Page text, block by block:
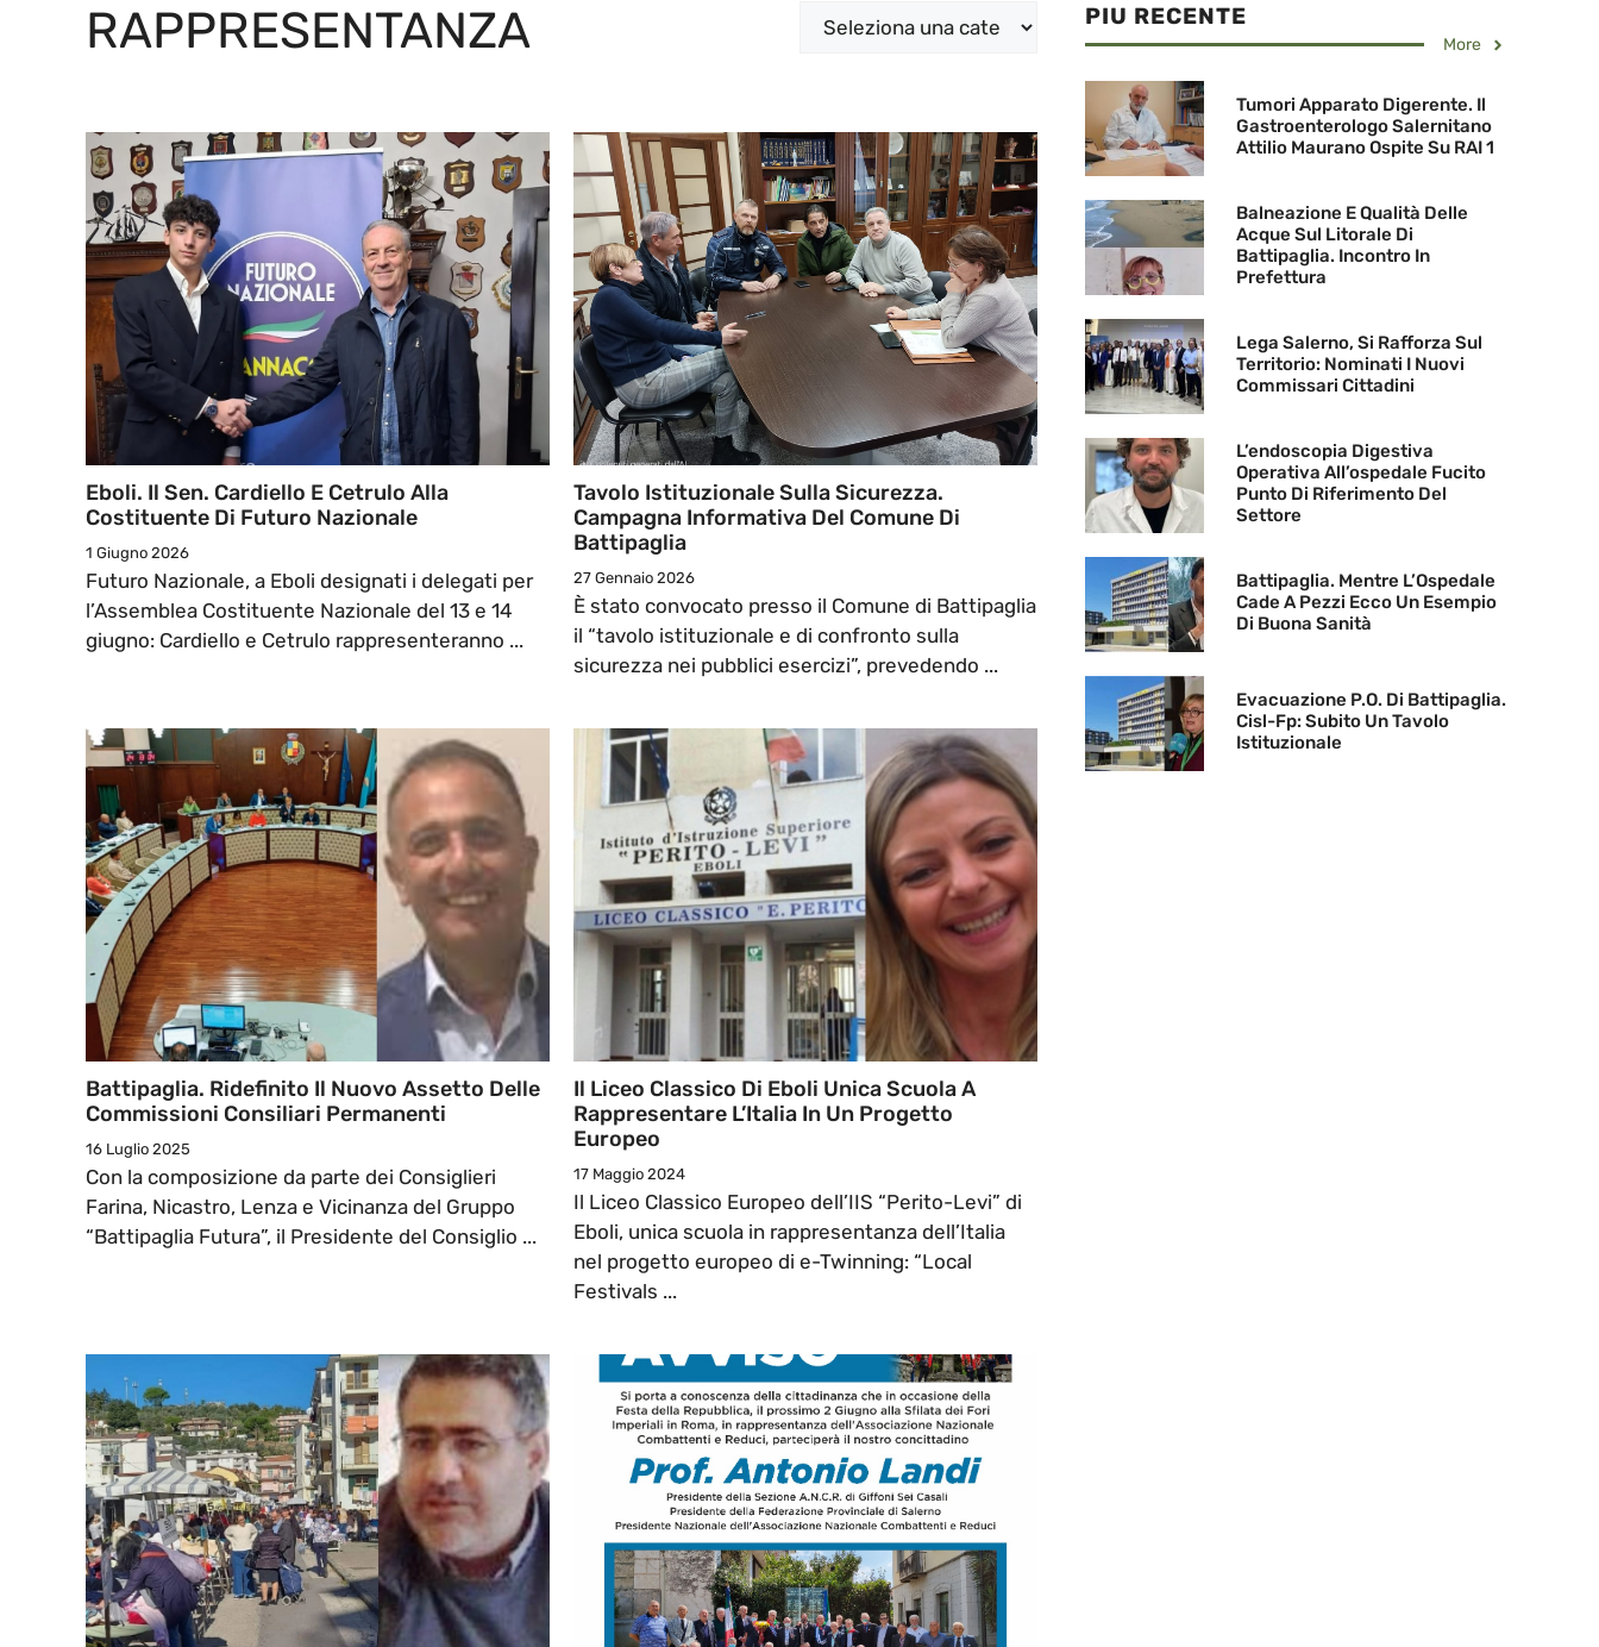
RAPPRESENTANZA Categorie
Eboli. Il Sen. Cardiello E Cetrulo Alla
Costituente Di Futuro Nazionale
1 Giugno 2026
Futuro Nazionale, a Eboli designati i delegati per
l’Assemblea Costituente Nazionale del 13 e 14
giugno: Cardiello e Cetrulo rappresenteranno ...
Tavolo Istituzionale Sulla Sicurezza.
Campagna Informativa Del Comune Di
Battipaglia
27 Gennaio 2026
È stato convocato presso il Comune di Battipaglia
il “tavolo istituzionale e di confronto sulla
sicurezza nei pubblici esercizi”, prevedendo ...
Battipaglia. Ridefinito Il Nuovo Assetto Delle
Commissioni Consiliari Permanenti
16 Luglio 2025
Con la composizione da parte dei Consiglieri
Farina, Nicastro, Lenza e Vicinanza del Gruppo
“Battipaglia Futura”, il Presidente del Consiglio ...
Il Liceo Classico Di Eboli Unica Scuola A
Rappresentare L’Italia In Un Progetto
Europeo
17 Maggio 2024
Il Liceo Classico Europeo dell’IIS “Perito-Levi” di
Eboli, unica scuola in rappresentanza dell’Italia
nel progetto europeo di e-Twinning: “Local
Festivals ...
PIU RECENTE
More
Tumori Apparato Digerente. Il
Gastroenterologo Salernitano
Attilio Maurano Ospite Su RAI 1
Balneazione E Qualità Delle
Acque Sul Litorale Di
Battipaglia. Incontro In
Prefettura
Lega Salerno, Si Rafforza Sul
Territorio: Nominati I Nuovi
Commissari Cittadini
L’endoscopia Digestiva
Operativa All’ospedale Fucito
Punto Di Riferimento Del
Settore
Battipaglia. Mentre L’Ospedale
Cade A Pezzi Ecco Un Esempio
Di Buona Sanità
Evacuazione P.O. Di Battipaglia.
Cisl-Fp: Subito Un Tavolo
Istituzionale